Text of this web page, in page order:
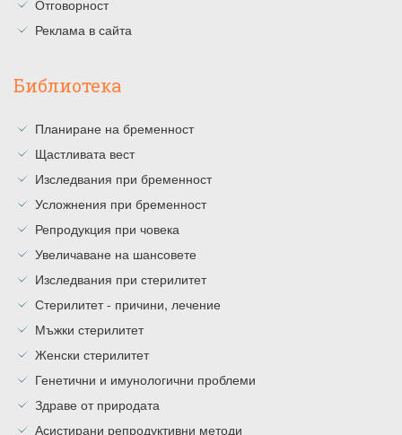
Отговорност
Реклама в сайта
Библиотека
Планиране на бременност
Щастливата вест
Изследвания при бременност
Усложнения при бременност
Репродукция при човека
Увеличаване на шансовете
Изследвания при стерилитет
Стерилитет - причини, лечение
Мъжки стерилитет
Женски стерилитет
Генетични и имунологични проблеми
Здраве от природата
Асистирани репродуктивни методи